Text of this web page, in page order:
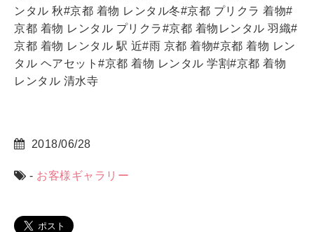
ンタル 秋#京都 着物 レンタル冬#京都 プリクラ 着物#
京都 着物 レンタル プリクラ#京都 着物レンタル 羽織#
京都 着物 レンタル 駅 近#雨 京都 着物#京都 着物 レン
タル ヘアセット#京都 着物 レンタル 学割#京都 着物
レンタル 清水寺
2018/06/28
- お客様ギャラリー